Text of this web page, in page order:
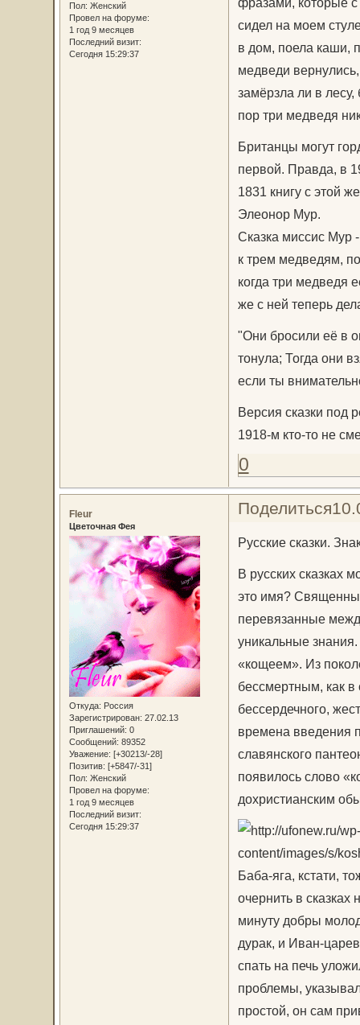
Пол: Женский
Провел на форуме:
1 год 9 месяцев
Последний визит:
Сегодня 15:29:37
сидел на моем
в дом, поела каши,
медведи
замёрзла ли в
пор три медведя
Британцы могут
первой. Правда, в
1831 книгу с этой
Элеонор Мур.
Сказка миссис Мур
к трем медведям,
когда три медведя
же с ней теперь
"Они бросили её в
тонула; Тогда они
если ты
Версия сказки под
1918-м кто-то не
0
Поделиться
Fleur
Цветочная Фея
Откуда: Россия
Зарегистрирован: 27.02.13
Приглашений: 0
Сообщений: 89352
Уважение: [+30213/-28]
Позитив: [+5847/-31]
Пол: Женский
Провел на форуме:
1 год 9 месяцев
Последний визит:
Сегодня 15:29:37
Русские сказки.
В русских сказках
это имя?
перевязанные
уникальные
«кощеем». Из
бессмертным, как в
бессердечного,
времена введения
славянского
появилось слово
дохристианским
Баба-яга, кстати,
очернить в сказках
минуту добры
дурак, и Иван-
спать на печь
проблемы,
простой, он сам